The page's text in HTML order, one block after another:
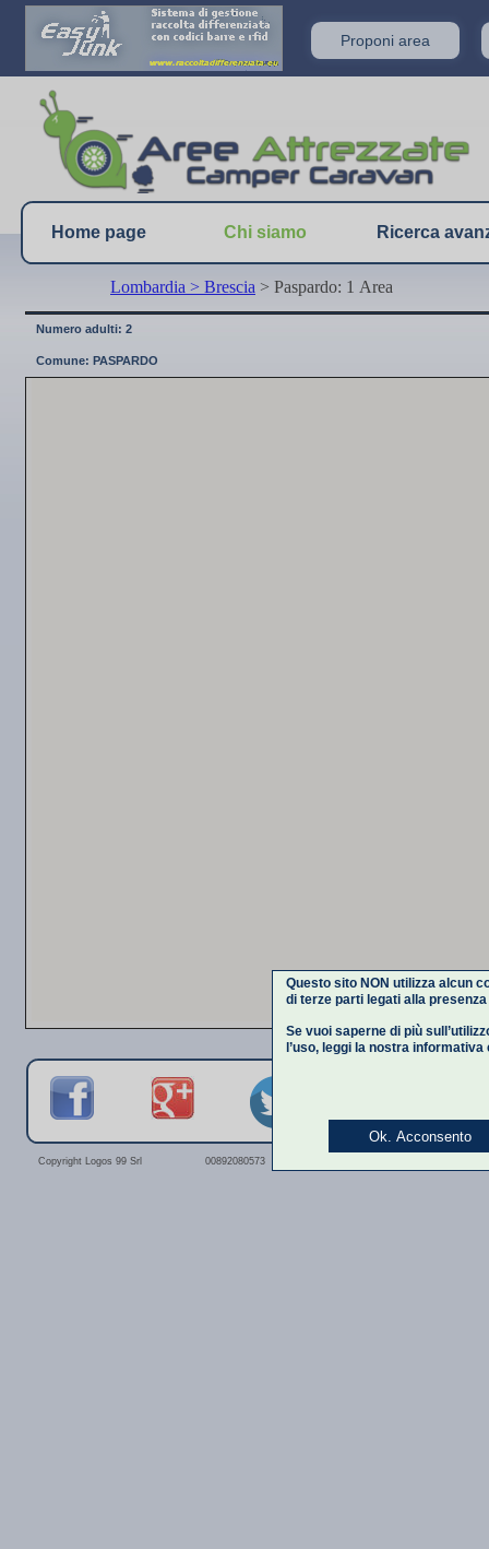
Home page Chi siamo Ricerca
Copyright Logos 99 Srl 00892080573
Numero adulti: 2
Comune: PASPARDO
Lombardia > Brescia > Paspardo: 1 Area
Proponi area
Questo sito NON utilizza alcun
di terze parti legati alla
Se vuoi saperne di più
l’uso, leggi la nostra informativa
Ok. Acconsento